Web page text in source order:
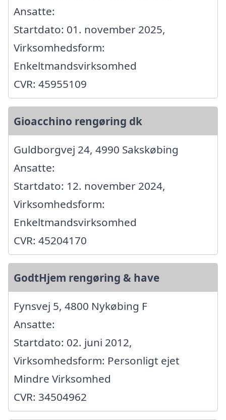
Ansatte:
Startdato: 01. november 2025,
Virksomhedsform:
Enkeltmandsvirksomhed
CVR: 45955109
Gioacchino rengøring dk
Guldborgvej 24, 4990 Sakskøbing
Ansatte:
Startdato: 12. november 2024,
Virksomhedsform:
Enkeltmandsvirksomhed
CVR: 45204170
GodtHjem rengøring & have
Fynsvej 5, 4800 Nykøbing F
Ansatte:
Startdato: 02. juni 2012,
Virksomhedsform: Personligt ejet
Mindre Virksomhed
CVR: 34504962